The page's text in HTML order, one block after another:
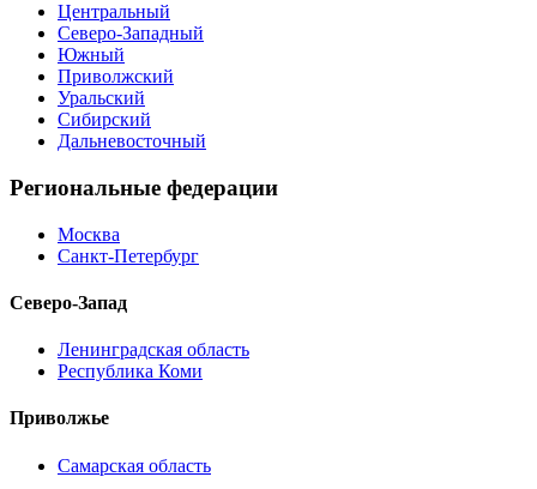
Центральный
Северо-Западный
Южный
Приволжский
Уральский
Сибирский
Дальневосточный
Региональные федерации
Москва
Санкт-Петербург
Северо-Запад
Ленинградская область
Республика Коми
Приволжье
Самарская область